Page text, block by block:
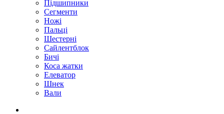
Підшипники
Сегменти
Ножі
Пальці
Шестерні
Сайлентблок
Бичі
Коса жатки
Елеватор
Шнек
Вали